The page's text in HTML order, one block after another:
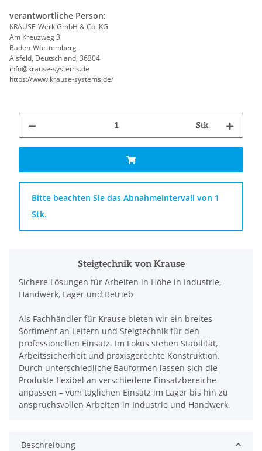
verantwortliche Person:
KRAUSE-Werk GmbH & Co. KG
Am Kreuzweg 3
Baden-Württemberg
Alsfeld, Deutschland, 36304
info@krause-systems.de
https://www.krause-systems.de/
Stk
x
Bitte beachten Sie das Abnahmeintervall von 1
Stk.
Steigtechnik von Krause
Sichere Lösungen für Arbeiten in Höhe in Industrie,
Handwerk, Lager und Betrieb
Als Fachhändler für Krause bieten wir ein breites
Sortiment an Leitern und Steigtechnik für den
professionellen Einsatz. Im Fokus stehen Stabilität,
Arbeitssicherheit und praxisgerechte Konstruktion.
Durch unterschiedliche Bauformen lassen sich die
Produkte flexibel an verschiedene Einsatzbereiche
anpassen – vom täglichen Einsatz im Lager bis hin zu
anspruchsvollen Arbeiten in Industrie und Handwerk.
Beschreibung